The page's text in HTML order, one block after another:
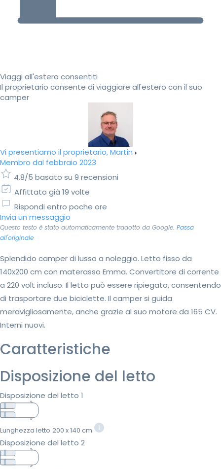
Viaggi all'estero consentiti
Il proprietario consente di viaggiare all'estero con il suo
camper
Vi presentiamo il proprietario, Martin
Membro dal febbraio 2023
4.8/5 basato su 9 recensioni
Affittato già 19 volte
Rispondi entro poche ore
Invia un messaggio
Questo testo è stato automaticamente tradotto da Google. Passa
all'originale
Splendido camper di lusso a noleggio. Letto fisso da
140x200 cm con materasso Emma. Convertitore di corrente
a 220 volt incluso. Il letto può essere ripiegato, consentendo
di trasportare due biciclette. Il camper si guida
meravigliosamente, anche grazie al suo motore da 165 CV.
Interni nuovi.
Caratteristiche
Disposizione del letto
Disposizione del letto 1
Lunghezza letto 200 x 140 cm
Disposizione del letto 2